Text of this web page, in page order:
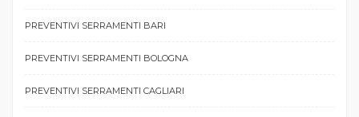
PREVENTIVI SERRAMENTI BARI
PREVENTIVI SERRAMENTI BOLOGNA
PREVENTIVI SERRAMENTI CAGLIARI